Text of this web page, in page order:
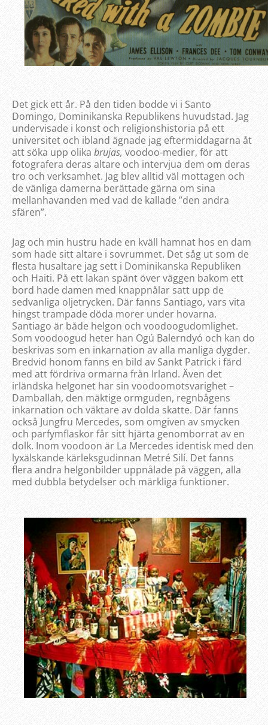
Det gick ett år. På den tiden bodde vi i Santo
Domingo, Dominikanska Republikens huvudstad. Jag
undervisade i konst och religionshistoria på ett
universitet och ibland ägnade jag eftermiddagarna åt
att söka upp olika brujas, voodoo-medier, för att
fotografera deras altare och intervjua dem om deras
tro och verksamhet. Jag blev alltid väl mottagen och
de vänliga damerna berättade gärna om sina
mellanhavanden med vad de kallade ”den andra
sfären”.
Jag och min hustru hade en kväll hamnat hos en dam
som hade sitt altare i sovrummet. Det såg ut som de
flesta husaltare jag sett i Dominikanska Republiken
och Haiti. På ett lakan spänt över väggen bakom ett
bord hade damen med knappnålar satt upp de
sedvanliga oljetrycken. Där fanns Santiago, vars vita
hingst trampade döda morer under hovarna.
Santiago är både helgon och voodoogudomlighet.
Som voodoogud heter han Ogú Balerndyó och kan do
beskrivas som en inkarnation av alla manliga dygder.
Bredvid honom fanns en bild av Sankt Patrick i färd
med att fördriva ormarna från Irland. Även det
irländska helgonet har sin voodoomotsvarighet –
Damballah, den mäktige ormguden, regnbågens
inkarnation och väktare av dolda skatte. Där fanns
också Jungfru Mercedes, som omgiven av smycken
och parfymflaskor får sitt hjärta genomborrat av en
dolk. Inom voodoon är La Mercedes identisk med den
lyxälskande kärleksgudinnan Metré Silí. Det fanns
flera andra helgonbilder uppnålade på väggen, alla
med dubbla betydelser och märkliga funktioner.